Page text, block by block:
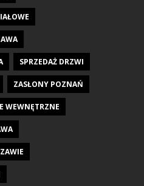
SPRZEDAŻ DRZWI
ZASŁONY POZNAŃ
WEWNĘTRZNE